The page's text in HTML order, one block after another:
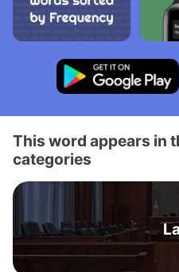
This word appears in
categories